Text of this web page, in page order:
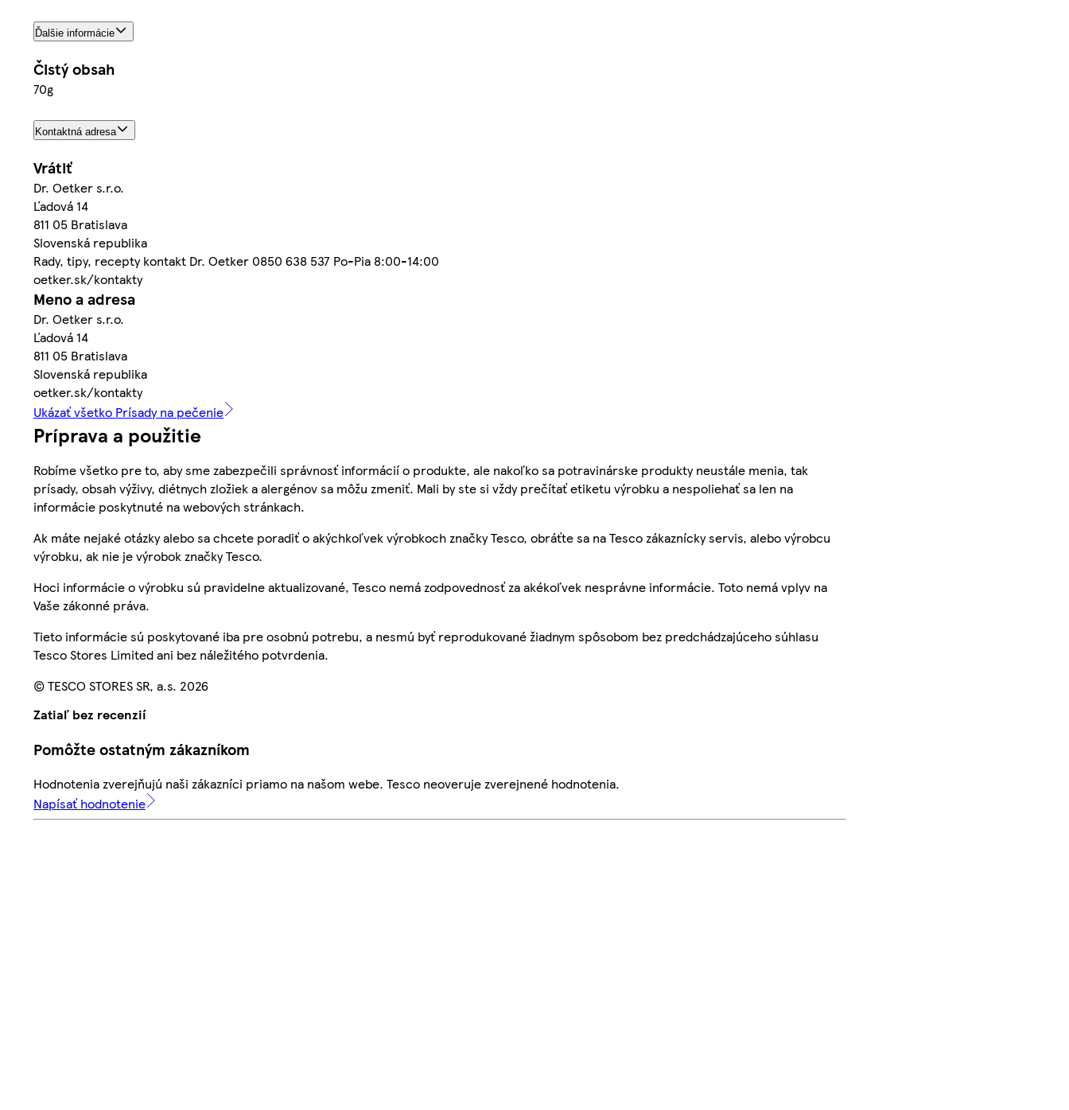
Ďalšie informácie
Čistý obsah
70g
Kontaktná adresa
Vrátiť
Dr. Oetker s.r.o.
Ľadová 14
811 05 Bratislava
Slovenská republika
Rady, tipy, recepty kontakt Dr. Oetker 0850 638 537 Po-Pia 8:00-14:00
oetker.sk/kontakty
Meno a adresa
Dr. Oetker s.r.o.
Ľadová 14
811 05 Bratislava
Slovenská republika
oetker.sk/kontakty
Ukázať všetko Prísady na pečenie
Príprava a použitie
Robíme všetko pre to, aby sme zabezpečili správnosť informácií o produkte, ale nakoľko sa potravinárske produkty neustále menia, tak
prísady, obsah výživy, diétnych zložiek a alergénov sa môžu zmeniť. Mali by ste si vždy prečítať etiketu výrobku a nespoliehať sa len na
informácie poskytnuté na webových stránkach.
Ak máte nejaké otázky alebo sa chcete poradiť o akýchkoľvek výrobkoch značky Tesco, obráťte sa na Tesco zákaznícky servis, alebo výrobcu
výrobku, ak nie je výrobok značky Tesco.
Hoci informácie o výrobku sú pravidelne aktualizované, Tesco nemá zodpovednosť za akékoľvek nesprávne informácie. Toto nemá vplyv na
Vaše zákonné práva.
Tieto informácie sú poskytované iba pre osobnú potrebu, a nesmú byť reprodukované žiadnym spôsobom bez predchádzajúceho súhlasu
Tesco Stores Limited ani bez náležitého potvrdenia.
© TESCO STORES SR, a.s. 2026
Zatiaľ bez recenzií
Pomôžte ostatným zákazníkom
Hodnotenia zverejňujú naši zákazníci priamo na našom webe. Tesco neoveruje zverejnené hodnotenia.
Napísať hodnotenie